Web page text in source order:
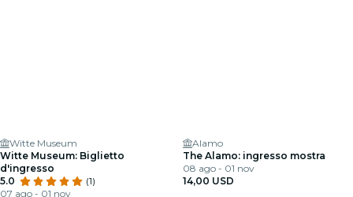
Witte Museum
Witte Museum: Biglietto
d'ingresso
5.0
(1)
07 ago - 01 nov
Alamo
The Alamo: ingresso mostra
08 ago - 01 nov
14,00 USD